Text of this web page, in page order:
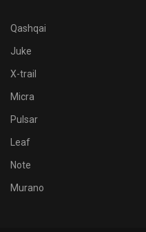
Qashqai
Juke
X-trail
Micra
Pulsar
Leaf
Note
Murano